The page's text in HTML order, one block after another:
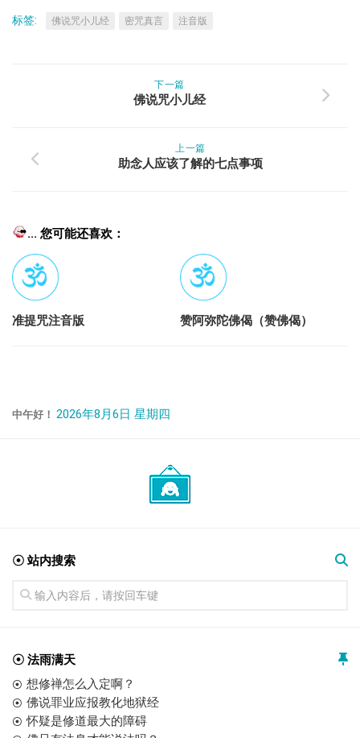
标签: 佛说咒小儿经 密咒真言 注音版
下一篇
佛说咒小儿经
上一篇
助念人应该了解的七点事项
... 您可能还喜欢：
准提咒注音版 赞阿弥陀佛偈（赞佛偈）
中午好！ 2026年8月6日 星期四
☉ 站内搜索
☉ 法雨满天
想修禅怎么入定啊？
佛说罪业应报教化地狱经
怀疑是修道最大的障碍